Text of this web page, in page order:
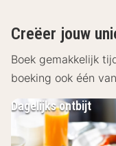
prachtige
te voet te
de voordeur, kun je
van Han.
sur-Lesse, en
Creëer jouw
Boek gemakkelijk
boeking ook één
Dagelijks ontbijt